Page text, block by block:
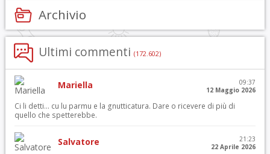
Archivio
Ultimi commenti (172.602)
Mariella
09:37
12 Maggio 2026
Ci li detti… cu lu parmu e la gnutticatura. Dare o ricevere di più di
quello che spetterebbe.
Salvatore
21:23
22 Aprile 2026